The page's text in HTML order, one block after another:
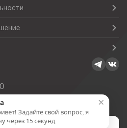
×
Задайте свой вопрос, я
через 15 секунд